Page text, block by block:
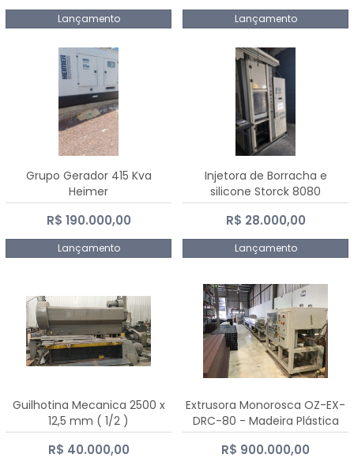
Lançamento Lançamento
Grupo Gerador 415 Kva
Heimer
R$ 190.000,00
Lançamento
Injetora de Borracha e
silicone Storck 8080
R$ 28.000,00
Lançamento
Guilhotina Mecanica 2500 x
12,5 mm ( 1/2 )
R$ 40.000,00
Extrusora Monorosca OZ-EX-
DRC-80 - Madeira Plástica
R$ 900.000,00